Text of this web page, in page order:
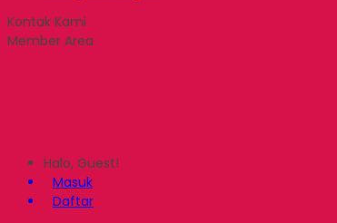
Kontak Kami
Member Area
Halo, Guest!
Masuk
Daftar